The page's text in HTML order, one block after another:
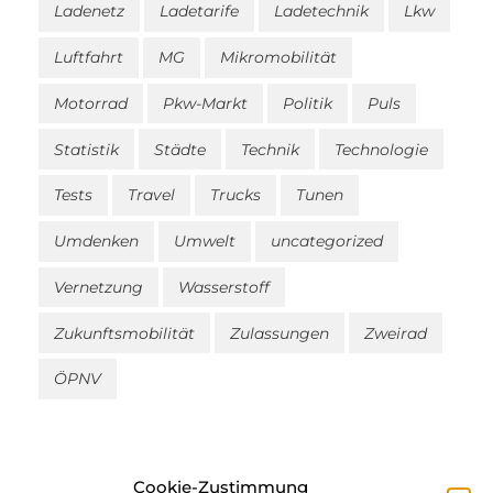
Cookie-Zustimmung
Ladenetz Ladetarife Ladetechnik Lkw
Luftfahrt MG Mikromobilität
Motorrad Pkw-Markt Politik Puls
Statistik Städte Technik Technologie
Tests Travel Trucks Tunen
Umdenken Umwelt uncategorized
Vernetzung Wasserstoff
Zukunftsmobilität Zulassungen Zweirad
ÖPNV